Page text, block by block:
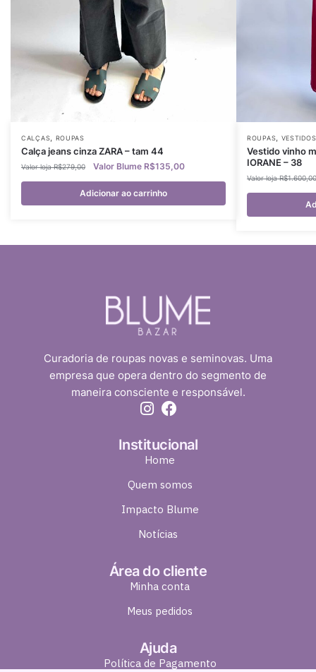
CALÇAS, ROUPAS
Calça jeans cinza ZARA – tam 44
R$279,00 R$135,00
Adicionar ao carrinho
ROUPAS, VESTIDOS
Vestido vinho
IORANE – 38
R$1.600,00
Curadoria de roupas novas e seminovas. Uma
empresa que opera dentro do segmento de
maneira consciente e responsável.
Institucional
Home
Quem somos
Impacto Blume
Notícias
Área do cliente
Minha conta
Meus pedidos
Ajuda
Política de Pagamento